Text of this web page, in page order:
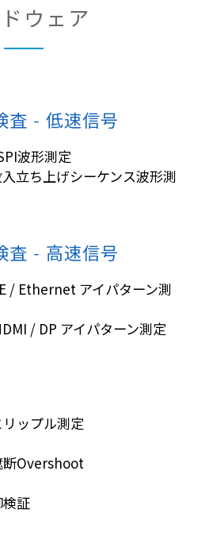
ウェア
査 - 低速信号
波形測定
立ち上げシーケンス波形測
査 - 高速信号
/ Ethernet アイパターン測
/ DP アイパターン測定
ップル測定
断Overshoot
証